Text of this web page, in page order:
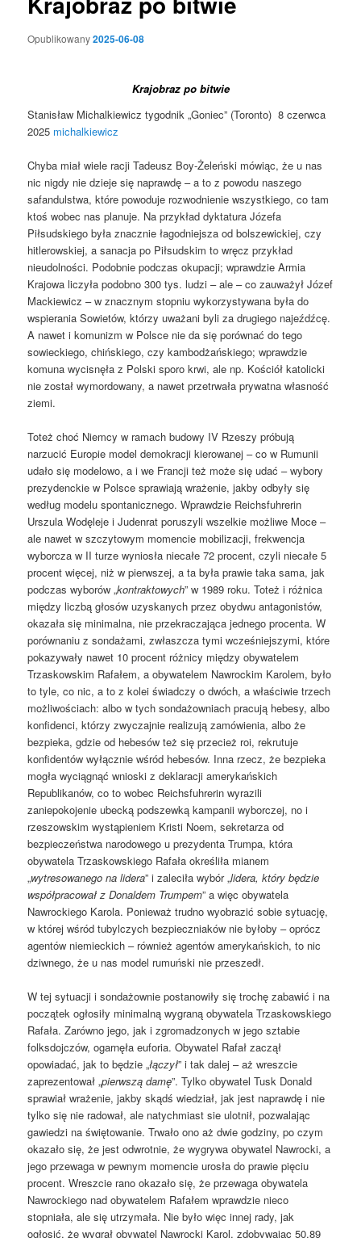
Opublikowany2025-06-08
Krajobraz po bitwie
Stanisław Michalkiewicz tygodnik „Goniec” (Toronto) 8 czerwca
2025 michalkiewicz
Chyba miał wiele racji Tadeusz Boy-Żeleński mówiąc, że u nas
nic nigdy nie dzieje się naprawdę – a to z powodu naszego
safandulstwa, które powoduje rozwodnienie wszystkiego, co tam
ktoś wobec nas planuje. Na przykład dyktatura Józefa
Piłsudskiego była znacznie łagodniejsza od bolszewickiej, czy
hitlerowskiej, a sanacja po Piłsudskim to wręcz przykład
nieudolności. Podobnie podczas okupacji; wprawdzie Armia
Krajowa liczyła podobno 300 tys. ludzi – ale – co zauważył Józef
Mackiewicz – w znacznym stopniu wykorzystywana była do
wspierania Sowietów, którzy uważani byli za drugiego najeźdźcę.
A nawet i komunizm w Polsce nie da się porównać do tego
sowieckiego, chińskiego, czy kambodżańskiego; wprawdzie
komuna wycisnęła z Polski sporo krwi, ale np. Kościół katolicki
nie został wymordowany, a nawet przetrwała prywatna własność
ziemi.
Toteż choć Niemcy w ramach budowy IV Rzeszy próbują
narzucić Europie model demokracji kierowanej – co w Rumunii
udało się modelowo, a i we Francji też może się udać – wybory
prezydenckie w Polsce sprawiają wrażenie, jakby odbyły się
według modelu spontanicznego. Wprawdzie Reichsfuhrerin
Urszula Wodęleje i Judenrat poruszyli wszelkie możliwe Moce –
ale nawet w szczytowym momencie mobilizacji, frekwencja
wyborcza w II turze wyniosła niecałe 72 procent, czyli niecałe 5
procent więcej, niż w pierwszej, a ta była prawie taka sama, jak
podczas wyborów „kontraktowych” w 1989 roku. Toteż i różnica
między liczbą głosów uzyskanych przez obydwu antagonistów,
okazała się minimalna, nie przekraczająca jednego procenta. W
porównaniu z sondażami, zwłaszcza tymi wcześniejszymi, które
pokazywały nawet 10 procent różnicy między obywatelem
Trzaskowskim Rafałem, a obywatelem Nawrockim Karolem, było
to tyle, co nic, a to z kolei świadczy o dwóch, a właściwie trzech
możliwościach: albo w tych sondażowniach pracują hebesy, albo
konfidenci, którzy zwyczajnie realizują zamówienia, albo że
bezpieka, gdzie od hebesów też się przecież roi, rekrutuje
konfidentów wyłącznie wśród hebesów. Inna rzecz, że bezpieka
mogła wyciągnąć wnioski z deklaracji amerykańskich
Republikanów, co to wobec Reichsfuhrerin wyrazili
zaniepokojenie ubecką podszewką kampanii wyborczej, no i
rzeszowskim wystąpieniem Kristi Noem, sekretarza od
bezpieczeństwa narodowego u prezydenta Trumpa, która
obywatela Trzaskowskiego Rafała określiła mianem
„wytresowanego na lidera” i zaleciła wybór „lidera, który będzie
współpracował z Donaldem Trumpem” a więc obywatela
Nawrockiego Karola. Ponieważ trudno wyobrazić sobie sytuację,
w której wśród tubylczych bezpieczniaków nie byłoby – oprócz
agentów niemieckich – również agentów amerykańskich, to nic
dziwnego, że u nas model rumuński nie przeszedł.
W tej sytuacji i sondażownie postanowiły się trochę zabawić i na
początek ogłosiły minimalną wygraną obywatela Trzaskowskiego
Rafała. Zarówno jego, jak i zgromadzonych w jego sztabie
folksdojczów, ogarnęła euforia. Obywatel Rafał zaczął
opowiadać, jak to będzie „łączył” i tak dalej – aż wreszcie
zaprezentował „pierwszą damę”. Tylko obywatel Tusk Donald
sprawiał wrażenie, jakby skądś wiedział, jak jest naprawdę i nie
tylko się nie radował, ale natychmiast sie ulotnił, pozwalając
gawiedzi na świętowanie. Trwało ono aż dwie godziny, po czym
okazało się, że jest odwrotnie, że wygrywa obywatel Nawrocki, a
jego przewaga w pewnym momencie urosła do prawie pięciu
procent. Wreszcie rano okazało się, że przewaga obywatela
Nawrockiego nad obywatelem Rafałem wprawdzie nieco
stopniała, ale się utrzymała. Nie było więc innej rady, jak
ogłosić, że wygrał obywatel Nawrocki Karol, zdobywając 50,89